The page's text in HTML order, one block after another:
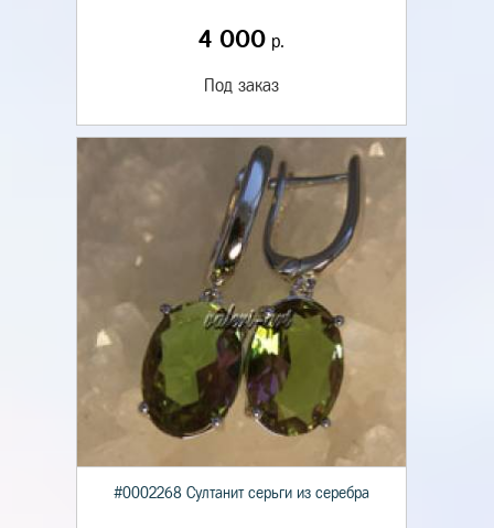
4 000 р.
Под заказ
#0002268 Султанит серьги из серебра